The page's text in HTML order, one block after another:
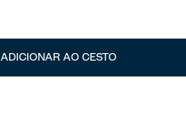
ADICIONAR AO CESTO